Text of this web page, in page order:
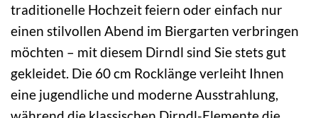
traditionelle Hochzeit feiern oder einfach nur
einen stilvollen Abend im Biergarten verbringen
möchten – mit diesem Dirndl sind Sie stets gut
gekleidet. Die 60 cm Rocklänge verleiht Ihnen
eine jugendliche und moderne Ausstrahlung,